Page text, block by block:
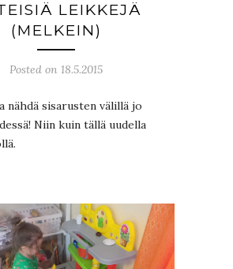
LEIKKEJÄ
(MELKEIN)
Posted on 18.5.2015
nähdä sisarusten välillä jo
Niin kuin tällä uudella